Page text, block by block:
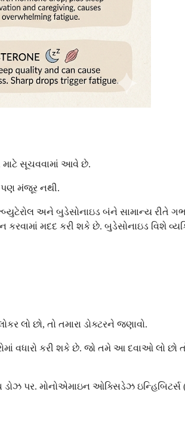
માટે સૂચવવામાં આવે છે.
પણ મંજૂર નથી.
અને બુડેસોનાઇડ બંને સામાન્ય રીતે
મદદ કરી શકે છે. બુડેસોનાઇડ વિશે
લો છો, તો તમારા ડોક્ટરને જણાવો.
વધારો કરી શકે છે. જો તમે આ દવાઓ લો છો
પર. મોનોએમાઇન ઓક્સિડેઝ